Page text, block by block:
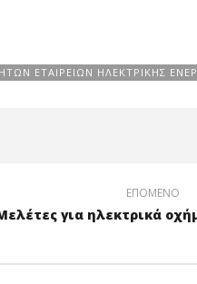
ΕΤΑΙΡΕΙΏΝ ΗΛΕΚΤΡΙΚΉΣ
ΕΠΌΜΕΝΟ
για ηλεκτρικά